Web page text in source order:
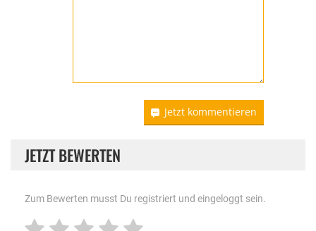
Jetzt kommentieren
JETZT BEWERTEN
Zum Bewerten musst Du registriert und eingeloggt sein.